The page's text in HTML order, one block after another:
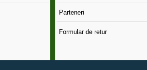
Parteneri
Formular de retur